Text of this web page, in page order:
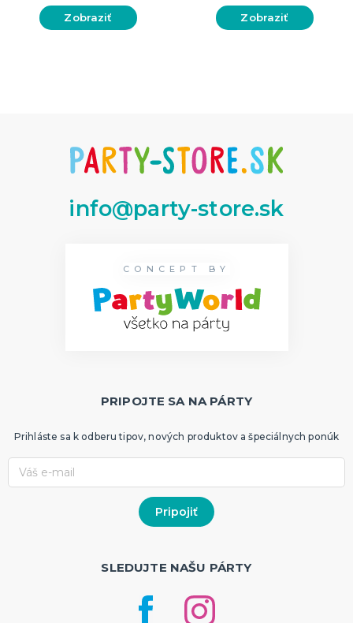
Zobraziť Zobraziť
info@party-store.sk
CONCEPT BY
PRIPOJTE SA NA PÁRTY
Prihláste sa k odberu tipov, nových produktov a špeciálnych ponúk
SLEDUJTE NAŠU PÁRTY